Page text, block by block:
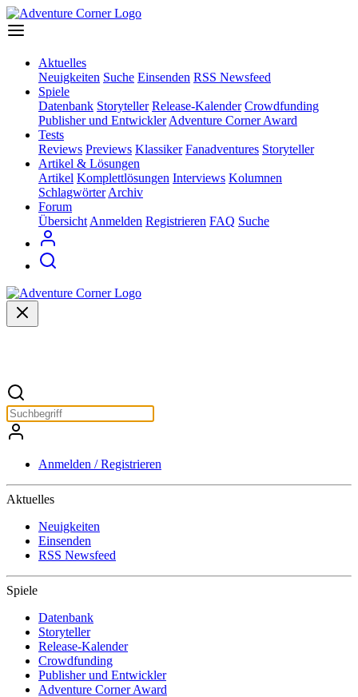
Aktuelles
Neuigkeiten Suche Einsenden RSS Newsfeed
Spiele
Datenbank Storyteller Release-Kalender Crowdfunding
Publisher und Entwickler Adventure Corner Award
Tests
Reviews Previews Klassiker Fanadventures Storyteller
Artikel & Lösungen
Artikel Komplettlösungen Interviews Kolumnen
Schlagwörter Archiv
Forum
Übersicht Anmelden Registrieren FAQ Suche
Anmelden / Registrieren
Aktuelles
Neuigkeiten
Einsenden
RSS Newsfeed
Spiele
Datenbank
Storyteller
Release-Kalender
Crowdfunding
Publisher und Entwickler
Adventure Corner Award